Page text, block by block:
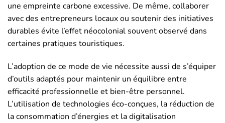
une empreinte carbone excessive. De même, collaborer
avec des entrepreneurs locaux ou soutenir des initiatives
durables évite l’effet néocolonial souvent observé dans
certaines pratiques touristiques.
L’adoption de ce mode de vie nécessite aussi de s’équiper
d’outils adaptés pour maintenir un équilibre entre
efficacité professionnelle et bien-être personnel.
L’utilisation de technologies éco-conçues, la réduction de
la consommation d’énergies et la digitalisation